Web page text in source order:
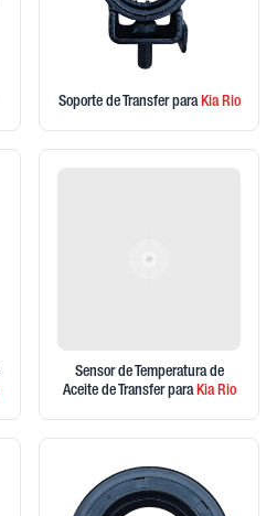
Soporte de Transfer paraKiaRio
Sensor de Temperatura de
Aceite de Transfer paraKiaRio